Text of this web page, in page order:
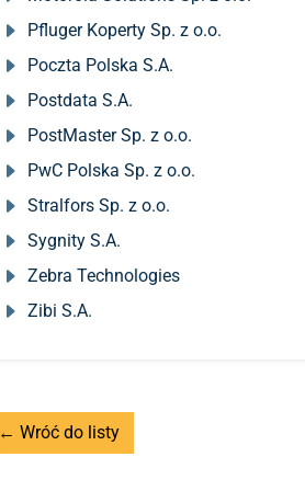
Pfluger Koperty Sp. z o.o.
Poczta Polska S.A.
Postdata S.A.
PostMaster Sp. z o.o.
PwC Polska Sp. z o.o.
Stralfors Sp. z o.o.
Sygnity S.A.
Zebra Technologies
Zibi S.A.
← Wróć do listy